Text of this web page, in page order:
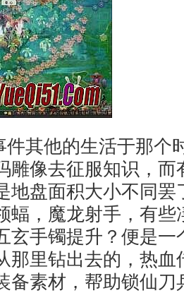
件其他的生活于那个
雕像去征服知识，而
地盘面积大小不同罢
蝠，魔龙射手，有些
玄手镯提升？便是一
那里钻出去的，热血
备素材，帮助锁仙刀